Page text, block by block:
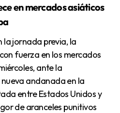
en mercados asiáticos
fuerza en los mercados
ante la
andanada en la
entre Estados Unidos y
de aranceles punitivos